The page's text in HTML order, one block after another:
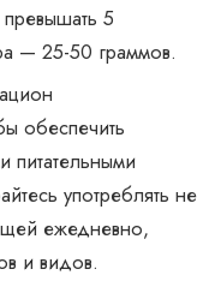
5
— 25-50 граммов.
обеспечить
питательными
употреблять не
ежедневно,
и видов.